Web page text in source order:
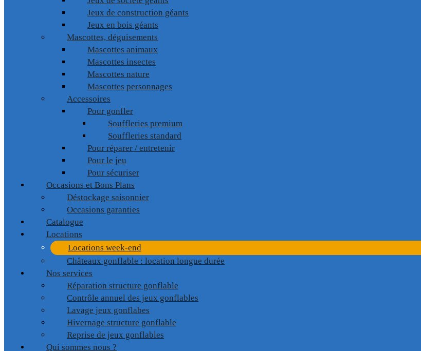
Jeux de construction géants
Jeux en bois géants
Mascottes, déguisements
Mascottes animaux
Mascottes insectes
Mascottes nature
Mascottes personnages
Accessoires
Pour gonfler
Souffleries premium
Souffleries standard
Pour réparer / entretenir
Pour le jeu
Pour sécuriser
Occasions et Bons Plans
Déstockage saisonnier
Occasions garanties
Catalogue
Locations
Locations week-end
Châteaux gonflable : location longue durée
Nos services
Réparation structure gonflable
Contrôle annuel des jeux gonflables
Lavage jeux gonflabes
Hivernage structure gonflable
Reprise de jeux gonflables
Qui sommes nous ?